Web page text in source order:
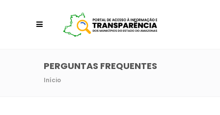
PERGUNTAS FREQUENTES
Início